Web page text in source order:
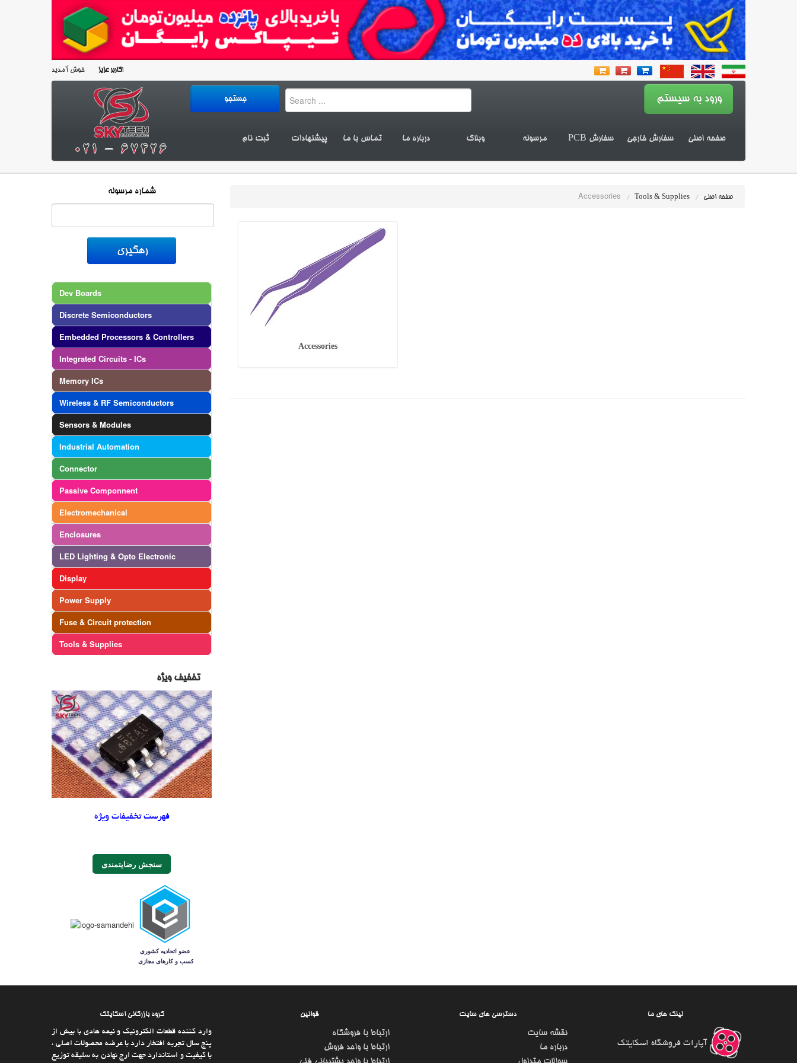
کاربر عزیزخوش آمدید!
صفحه اصلی سفارش خارجی سفارش PCB مرسوله وبلاگ درباره ما تماس با ما پیشنهادات ثبت نام
شماره مرسوله
Dev Boards
Discrete Semiconductors
Embedded Processors & Controllers
Integrated Circuits - ICs
Memory ICs
Wireless & RF Semiconductors
Sensors & Modules
Industrial Automation
Connector
Passive Componnent
Electromechanical
Enclosures
LED Lighting & Opto Electronic
Display
Power Supply
Fuse & Circuit protection
Tools & Supplies
تخفیف ویژه
فهرست تخفیفات ویژه
سنجش رضایتمندی
صفحه اصلی /
Tools & Supplies
/
Accessories
Accessories
گروه بازرگانی اسکایتک
وارد كننده قطعات الکترونیک و نیمه هادی با بیش از
پنج سال تجربه افتخار دارد با عرضه محصولات اصلی ،
با كیفیت و استاندارد جهت ارج نهادن به سلیقه توزیع
قوانین
ارتباط با فروشگاه
ارتباط با واحد فروش
دسترسی های سایت
نقشه سایت
درباره ما
لینک های ما
آپارات فروشگاه اسکایتک